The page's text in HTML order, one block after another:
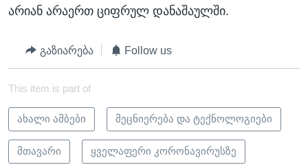
არიან არაერთ ციფრულ დანაშაულში.
გაზიარება Follow us
This item is part of
ახალი ამბები მეცნიერება და ტექნოლოგიები
მთავარი ყველაფერი კორონავირუსზე